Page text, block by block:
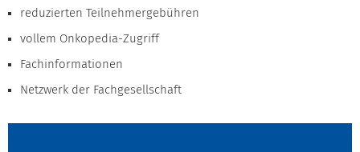
reduzierten Teilnehmergebühren
vollem Onkopedia-Zugriff
Fachinformationen
Netzwerk der Fachgesellschaft